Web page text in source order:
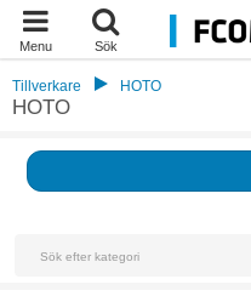
Menu Sök
Tillverkare HOTO
HOTO